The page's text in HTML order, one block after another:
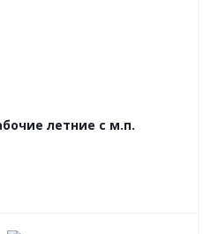
летние с м.п.